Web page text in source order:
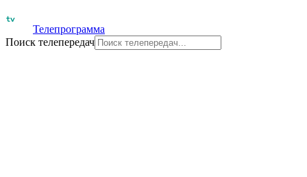
Телепрограмма
Поиск телепередач